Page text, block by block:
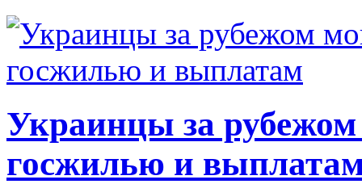
Украинцы за рубежом
госжилью и